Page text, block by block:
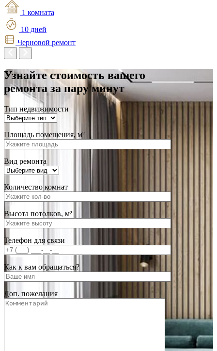
1 комната
10 дней
Черновой ремонт
Узнайте стоимость вашего
ремонтаза пару минут
Тип недвижимости
Площадь помещения, м²
Вид ремонта
Количество комнат
Высота потолков, м²
Телефон для связи
Как к вам обращаться?
Доп. пожелания